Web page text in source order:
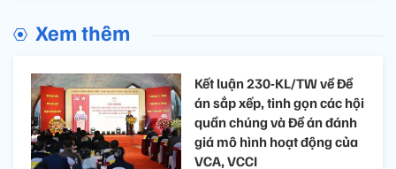
Xem thêm
Kết luận 230-KL/TW về Đề
án sắp xếp, tinh gọn các hội
quần chúng và Đề án đánh
giá mô hình hoạt động của
VCA, VCCI